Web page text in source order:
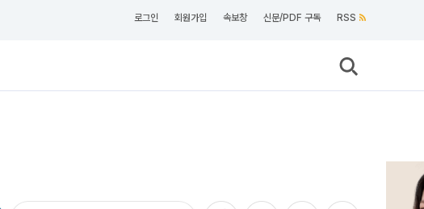
로그인 회원가입 속보창 신문/PDF 구독 RSS